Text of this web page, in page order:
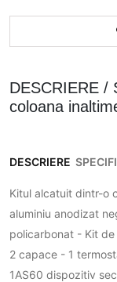
DESCRIERE /
coloana
DESCRIERE
Kitul alcatuit dintr-o
aluminiu anodizat
policarbonat - Kit
2 capace - 1
1AS60 dispozitiv